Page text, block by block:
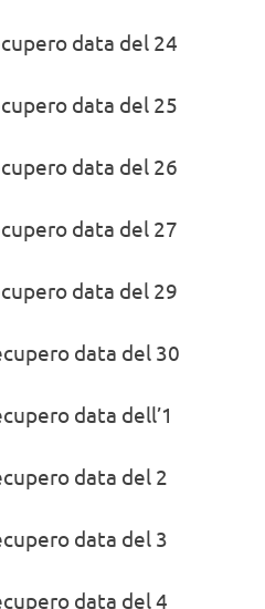
data del 24
data del 25
data del 26
data del 27
data del 29
data del 30
data dell’1
data del 2
data del 3
data del 4